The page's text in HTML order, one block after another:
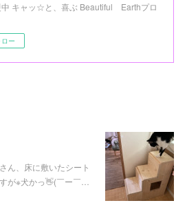
キャッ☆と、喜ぶ Beautiful Earthプロ
ー
ん、床に敷いたシート
が※犬かっ👋(￣ー￣…